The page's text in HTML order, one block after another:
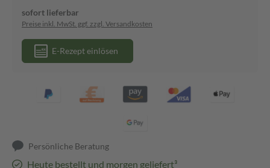
sofort lieferbar
Preise inkl. MwSt. ggf. zzgl. Versandkosten
E-Rezept einlösen
Persönliche Beratung
Heute bestellt und morgen geliefert³